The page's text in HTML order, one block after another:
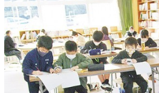
日 水
27
28 29 30
4
5 6 7
11
12 13 14